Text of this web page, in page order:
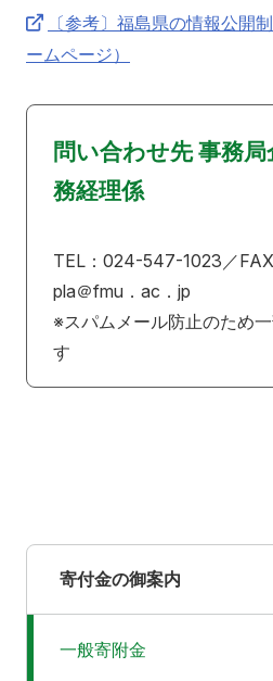
〔参考〕福島県の情報公開
ームページ）
問い合わせ先 事務
務経理係
TEL：024-547-1023／
pla＠fmu．ac．jp
※スパムメール防止のため
す
寄付金の御案内
一般寄附金